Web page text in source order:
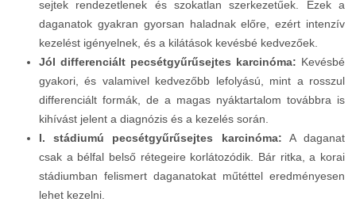
sejtek rendezetlenek és szokatlan szerkezetűek. Ezek a
daganatok gyakran gyorsan haladnak előre, ezért intenzív
kezelést igényelnek, és a kilátások kevésbé kedvezőek.
Jól differenciált pecsétgyűrűsejtes karcinóma: Kevésbé
gyakori, és valamivel kedvezőbb lefolyású, mint a rosszul
differenciált formák, de a magas nyáktartalom továbbra is
kihívást jelent a diagnózis és a kezelés során.
I. stádiumú pecsétgyűrűsejtes karcinóma: A daganat
csak a bélfal belső rétegeire korlátozódik. Bár ritka, a korai
stádiumban felismert daganatokat műtéttel eredményesen
lehet kezelni.